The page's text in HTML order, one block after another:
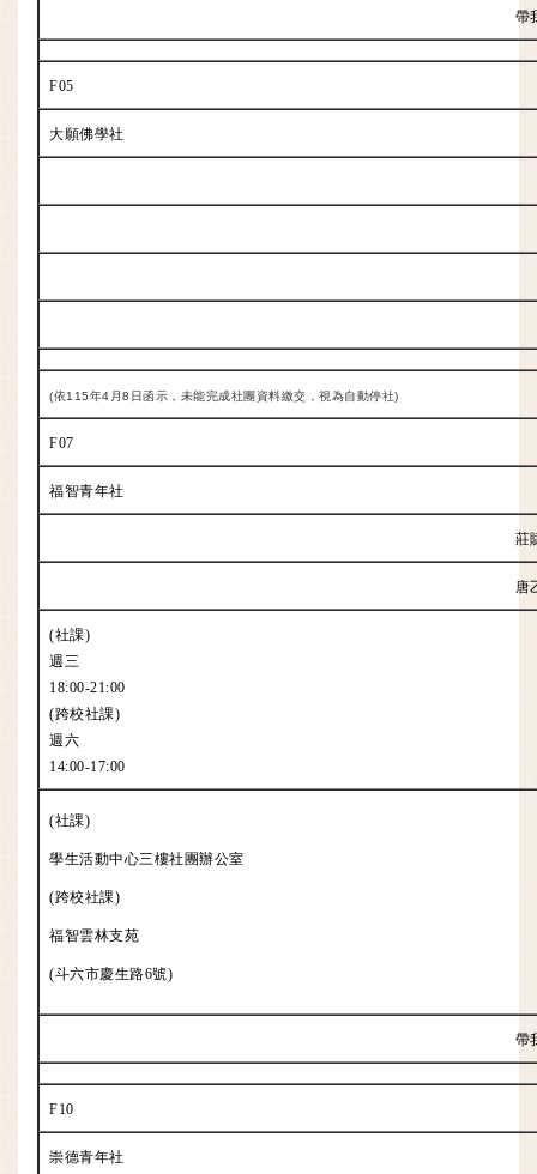
帶
F05
大願佛學社
(依115年4月8日函示，未能完成社團資料繳交，視為自動停社)
F07
福智青年社
莊
唐
(社課)
週三
18:00-21:00
(跨校社課)
週六
14:00-17:00
(社課)
學生活動中心三樓社團辦公室
(跨校社課)
福智雲林支苑
(斗六市慶生路6號)
帶
F10
崇德青年社